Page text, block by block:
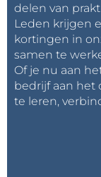
delen van
Leden krijgen
kortingen in
samen te
Of je nu aan
bedrijf aan het
te leren,